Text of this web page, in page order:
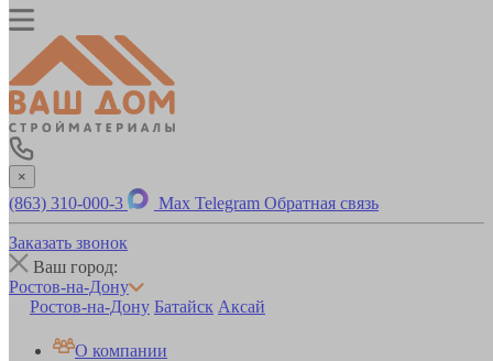
×
(863) 310-000-3 Max Telegram Обратная связь
Заказать звонок
Ваш город:
Ростов-на-Дону
Ростов-на-Дону Батайск Аксай
О компании